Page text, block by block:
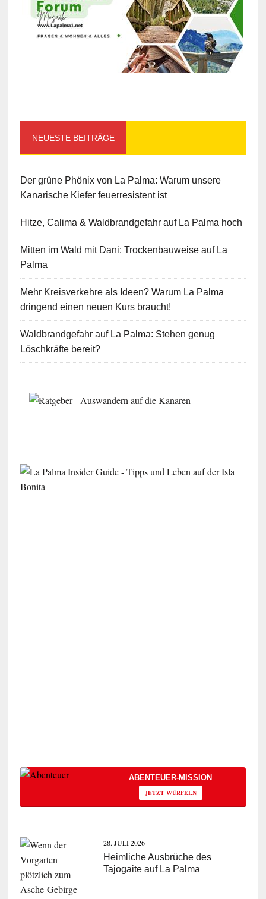
NEUESTE BEITRÄGE
Der grüne Phönix von La Palma: Warum unsere
Kanarische Kiefer feuerresistent ist
Hitze, Calima & Waldbrandgefahr auf La Palma hoch
Mitten im Wald mit Dani: Trockenbauweise auf La
Palma
Mehr Kreisverkehre als Ideen? Warum La Palma
dringend einen neuen Kurs braucht!
Waldbrandgefahr auf La Palma: Stehen genug
Löschkräfte bereit?
ABENTEUER-MISSION
JETZT WÜRFELN
28. JULI 2026
Heimliche Ausbrüche des
Tajogaite auf La Palma